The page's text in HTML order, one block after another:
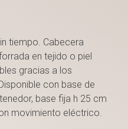
tiempo. Cabecera
en tejido o piel
gracias a los
con base de
base fija h 25 cm
movimiento eléctrico.